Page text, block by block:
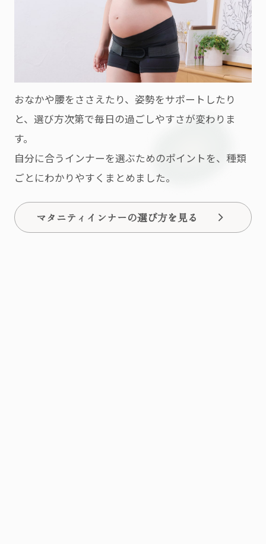
おなかや腰をささえたり、姿勢をサポートしたり
と、選び方次第で毎日の過ごしやすさが変わりま
す。
自分に合うインナーを選ぶためのポイントを、種類
ごとにわかりやすくまとめました。
マタニティインナーの選び方を見る